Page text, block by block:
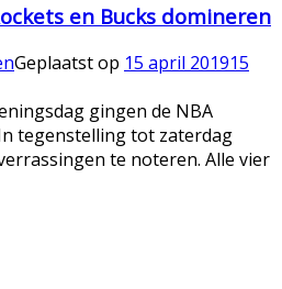
en Bucks domineren
Geplaatst op 15 april 201915
gingen de NBA
tegenstelling tot zaterdag
te noteren. Alle vier